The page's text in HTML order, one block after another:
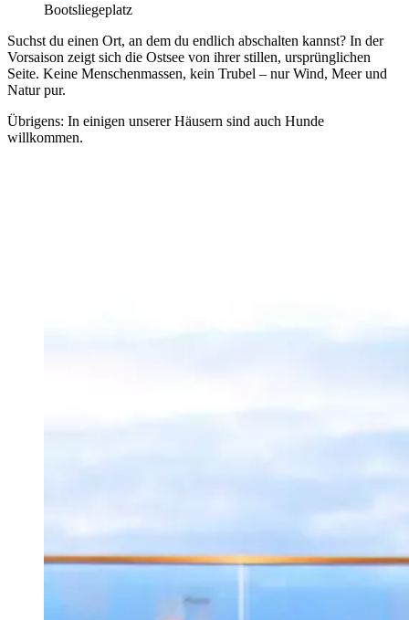
Bootsliegeplatz
Suchst du einen Ort, an dem du endlich abschalten kannst? In der
Vorsaison zeigt sich die Ostsee von ihrer stillen, ursprünglichen
Seite. Keine Menschenmassen, kein Trubel – nur Wind, Meer und
Natur pur.
Übrigens: In einigen unserer Häusern sind auch Hunde
willkommen.